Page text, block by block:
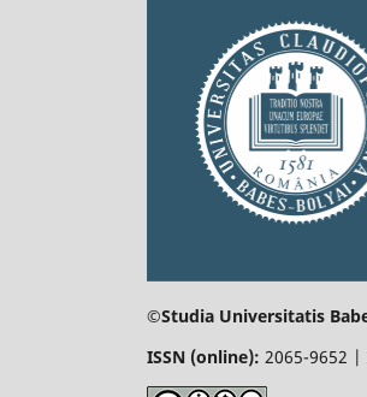
©Studia Universitatis
ISSN (online): 2065-9652 |